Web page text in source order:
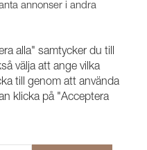
annonser i andra
alla" samtycker du till
välja att ange vilka
till genom att använda
klicka på "Acceptera